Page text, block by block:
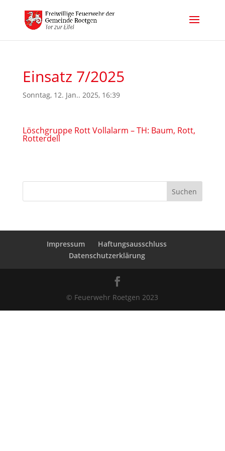
Einsatz 7/2025
Sonntag, 12. Jan.. 2025, 16:39
Löschgruppe Rott Vollalarm – TH: Baum, Rott,
Rotterdell
Suchen
Impressum
Haftungsausschluss
Datenschutzerklärung
© Feuerwehr Roetgen 2023